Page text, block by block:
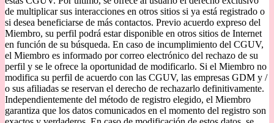
de multiplicar sus interacciones en otros sitios si ya está registrado o
si desea beneficiarse de más contactos. Previo acuerdo expreso del
Miembro, su perfil podrá estar disponible en otros sitios de Internet
en función de su búsqueda. En caso de incumplimiento del CGUV,
el Miembro es informado por correo electrónico del rechazo de su
perfil y se le ofrece la oportunidad de modificarlo. Si el Miembro no
modifica su perfil de acuerdo con las CGUV, las empresas GDM y /
o sus afiliadas se reservan el derecho de rechazarlo definitivamente.
Independientemente del método de registro elegido, el Miembro
garantiza que los datos comunicados en el momento del registro son